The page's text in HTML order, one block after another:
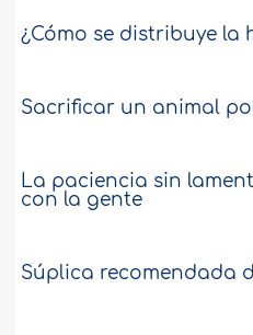
¿Cómo se distribuye la
Sacrificar un animal
La paciencia sin
con la gente
Súplica recomendada